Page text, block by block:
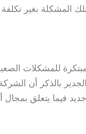
المشكلة بغير
للمشكلات
الجدير بالذكر أن
فيما يتعلق بمجال